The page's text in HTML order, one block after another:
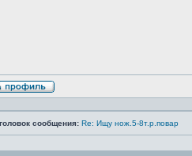
сообщения: Re: Ищу нож.5-8т.р.повар